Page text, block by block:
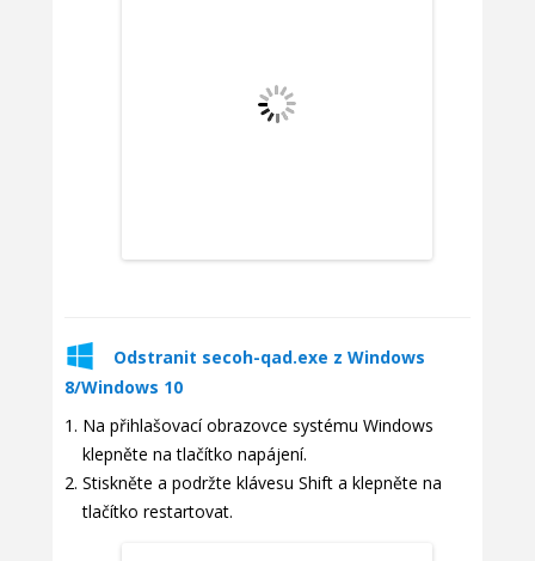
Odstranit secoh-qad.exe z Windows
8/Windows 10
Na přihlašovací obrazovce systému Windows
klepněte na tlačítko napájení.
Stiskněte a podržte klávesu Shift a klepněte na
tlačítko restartovat.